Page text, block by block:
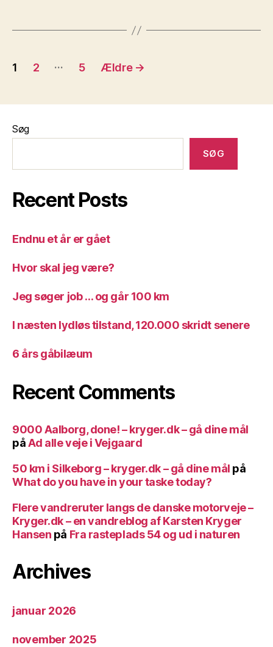
Indlægsinddeling
1 2 … 5 Ældre →
Søg
SØG
Recent Posts
Endnu et år er gået
Hvor skal jeg være?
Jeg søger job … og går 100 km
I næsten lydløs tilstand, 120.000 skridt senere
6 års gåbilæum
Recent Comments
9000 Aalborg, done! – kryger.dk – gå dine mål
påAd alle veje i Vejgaard
50 km i Silkeborg – kryger.dk – gå dine mål på
What do you have in your taske today?
Flere vandreruter langs de danske motorveje –
Kryger.dk – en vandreblog af Karsten Kryger
Hansen på Fra rasteplads 54 og ud i naturen
Archives
januar 2026
november 2025